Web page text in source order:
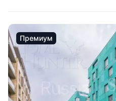
Премиум